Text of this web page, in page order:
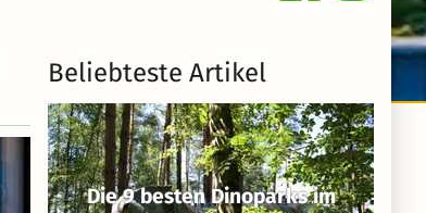
Beliebteste Artikel
Die 9 besten Dinoparks im